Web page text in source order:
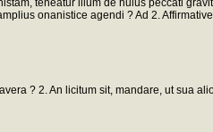
teneatur illum de huius peccati
onanistice agendi ? Ad 2.
? 2. An licitum sit, mandare, ut sua